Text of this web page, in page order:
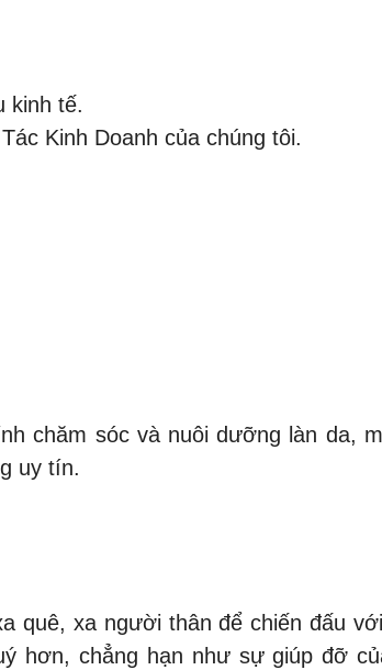
kinh tế.
Kinh Doanh của chúng tôi.
chăm sóc và nuôi dưỡng làn da,
uy tín.
quê, xa người thân để chiến đấu
hơn, chẳng hạn như sự giúp đỡ